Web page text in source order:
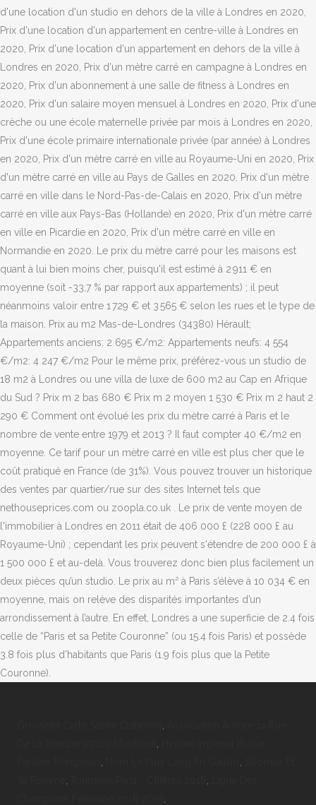
d'une location d'un studio en dehors de la ville à Londres en 2020,
Prix d'une location d'un appartement en centre-ville à Londres en
2020, Prix d'une location d'un appartement en dehors de la ville à
Londres en 2020, Prix d'un mètre carré en campagne à Londres en
2020, Prix d'un abonnement à une salle de fitness à Londres en
2020, Prix d'un salaire moyen mensuel à Londres en 2020, Prix d'une
crèche ou une école maternelle privée par mois à Londres en 2020,
Prix d'une école primaire internationale privée (par année) à Londres
en 2020, Prix d'un mètre carré en ville au Royaume-Uni en 2020, Prix
d'un mètre carré en ville au Pays de Galles en 2020, Prix d'un mètre
carré en ville dans le Nord-Pas-de-Calais en 2020, Prix d'un mètre
carré en ville aux Pays-Bas (Hollande) en 2020, Prix d'un mètre carré
en ville en Picardie en 2020, Prix d'un mètre carré en ville en
Normandie en 2020. Le prix du mètre carré pour les maisons est
quant à lui bien moins cher, puisqu'il est estimé à 2 911 € en
moyenne (soit -33,7 % par rapport aux appartements) ; il peut
néanmoins valoir entre 1 729 € et 3 565 € selon les rues et le type de
la maison. Prix au m2 Mas-de-Londres (34380) Hérault;
Appartements anciens: 2 695 €/m2: Appartements neufs: 4 554
€/m2: 4 247 €/m2 Pour le même prix, préférez-vous un studio de
18 m2 à Londres ou une villa de luxe de 600 m2 au Cap en Afrique
du Sud ? Prix m 2 bas 680 € Prix m 2 moyen 1 530 € Prix m 2 haut 2
290 € Comment ont évolué les prix du mètre carré à Paris et le
nombre de vente entre 1979 et 2013 ? Il faut compter 40 €/m2 en
moyenne. Ce tarif pour un mètre carré en ville est plus cher que le
coût pratiqué en France (de 31%). Vous pouvez trouver un historique
des ventes par quartier/rue sur des sites Internet tels que
nethouseprices.com ou zoopla.co.uk . Le prix de vente moyen de
l'immobilier à Londres en 2011 était de 406 000 £ (228 000 £ au
Royaume-Uni) ; cependant les prix peuvent s'étendre de 200 000 £ à
1 500 000 £ et au-delà. Vous trouverez donc bien plus facilement un
deux pièces qu’un studio. Le prix au m² à Paris s’élève à 10 034 € en
moyenne, mais on relève des disparités importantes d’un
arrondissement à l’autre. En effet, Londres a une superficie de 2.4 fois
celle de “Paris et sa Petite Couronne” (ou 15.4 fois Paris) et possède
3.8 fois plus d’habitants que Paris (1.9 fois plus que la Petite
Couronne).